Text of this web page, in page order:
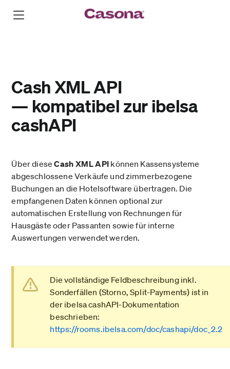
Cash XML API
— kompatibel zur ibelsa
cashAPI
Über dieseCash XML API können Kassensysteme
abgeschlossene Verkäufe und zimmerbezogene
Buchungen an die Hotelsoftware übertragen. Die
empfangenen Daten können optional zur
automatischen Erstellung von Rechnungen für
Hausgäste oder Passanten sowie für interne
Auswertungen verwendet werden.
Die vollständige Feldbeschreibung inkl.
Sonderfällen (Storno, Split-Payments) ist in
der ibelsa cashAPI-Dokumentation
beschrieben:
https://rooms.ibelsa.com/doc/cashapi/doc_2.2